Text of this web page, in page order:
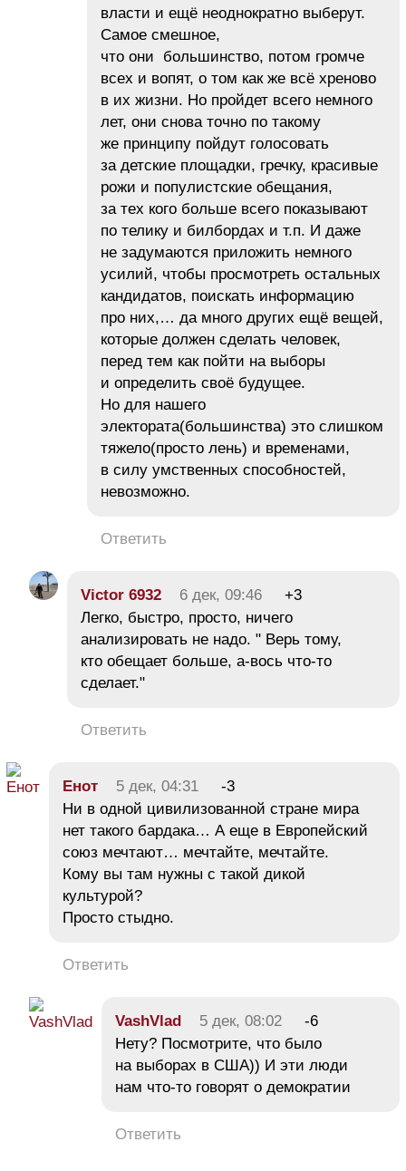
власти и ещё неоднократно выберут.
Самое смешное,
что они большинство, потом громче
всех и вопят, о том как же всё хреново
в их жизни. Но пройдет всего немного
лет, они снова точно по такому
же принципу пойдут голосовать
за детские площадки, гречку, красивые
рожи и популистские обещания,
за тех кого больше всего показывают
по телику и билбордах и т.п. И даже
не задумаются приложить немного
усилий, чтобы просмотреть остальных
кандидатов, поискать информацию
про них,… да много других ещё вещей,
которые должен сделать человек,
перед тем как пойти на выборы
и определить своё будущее.
Но для нашего
электората(большинства) это слишком
тяжело(просто лень) и временами,
в силу умственных способностей,
невозможно.
Ответить
Victor 6932 6 дек, 09:46
+3
Легко, быстро, просто, ничего
анализировать не надо. " Верь тому,
кто обещает больше, а-вось что-то
сделает."
Ответить
Енот 5 дек, 04:31
-3
Ни в одной цивилизованной стране мира
нет такого бардака… А еще в Европейский
союз мечтают… мечтайте, мечтайте.
Кому вы там нужны с такой дикой
культурой?
Просто стыдно.
Ответить
VashVlad 5 дек, 08:02
-6
Нету? Посмотрите, что было
на выборах в США)) И эти люди
нам что-то говорят о демократии
Ответить